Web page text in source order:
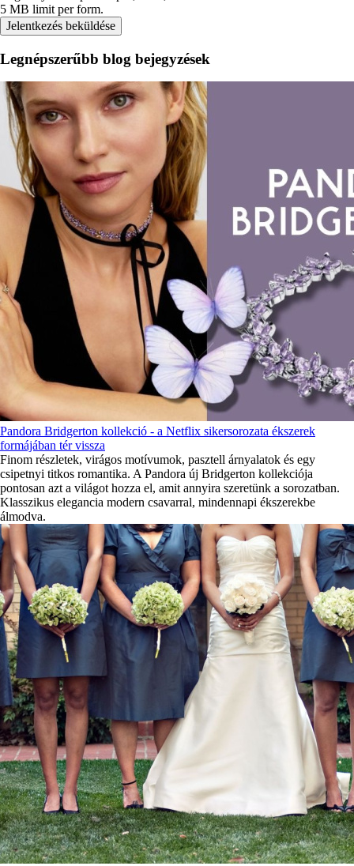
5 MB limit per form.
Legnépszerűbb blog bejegyzések
Pandora Bridgerton kollekció - a Netflix sikersorozata ékszerek
formájában tér vissza
Finom részletek, virágos motívumok, pasztell árnyalatok és egy
csipetnyi titkos romantika. A Pandora új Bridgerton kollekciója
pontosan azt a világot hozza el, amit annyira szeretünk a sorozatban.
Klasszikus elegancia modern csavarral, mindennapi ékszerekbe
álmodva.